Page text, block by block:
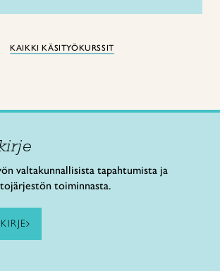
KAIKKI KÄSITYÖKURSSIT
valtakunnallisista tapahtumista ja
toiminnasta.